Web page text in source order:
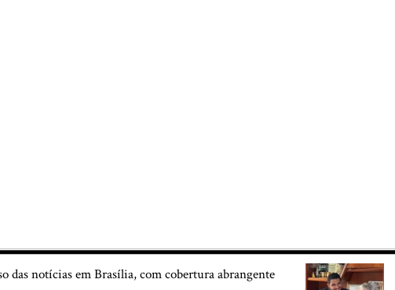
das notícias em Brasília, com cobertura abrangente